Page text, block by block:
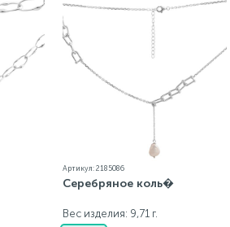
Артикул: 2185086
Серебряное коль�
Вес изделия: 9,71 г.